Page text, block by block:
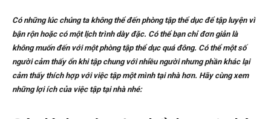
Có những lúc chúng ta không thể đến phòng tập thể dục để tập luyện vì
bận rộn hoặc có một lịch trình dày đặc. Có thể bạn chỉ đơn giản là
không muốn đến với một phòng tập thể dục quá đông. Có thể một số
người cảm thấy ổn khi tập chung với nhiều người nhưng phần khác lại
cảm thấy thích hợp với việc tập một mình tại nhà hơn. Hãy cùng xem
những lợi ích của việc tập tại nhà nhé: